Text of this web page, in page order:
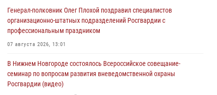
Генерал-полковник Олег Плохой поздравил специалистов
организационно-штатных подразделений Росгвардии с
профессиональным праздником
07 августа 2026, 13:01
В Нижнем Новгороде состоялось Всероссийское совещание-
семинар по вопросам развития вневедомственной охраны
Росгвардии (видео)